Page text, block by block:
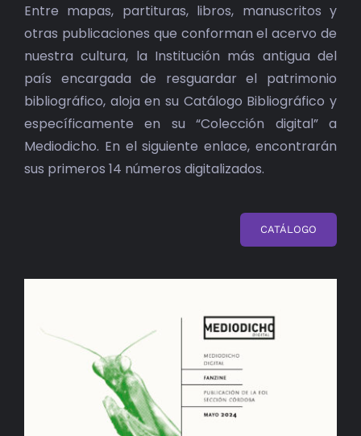
Entre mapas, partituras, libros, manuscritos y
otras publicaciones que conforman el acervo de
nuestra cultura, la Institución más antigua del
país encargada de resguardar el patrimonio
bibliográfico, aloja en su Catálogo Bibliográfico y
específicamente en su “Colección digital” a
Mediodicho. En el siguiente enlace, encontrarán
sus primeros 14 números digitalizados.
CATÁLOGO